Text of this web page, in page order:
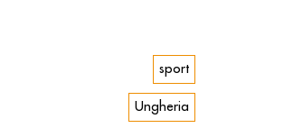
sport
Ungheria